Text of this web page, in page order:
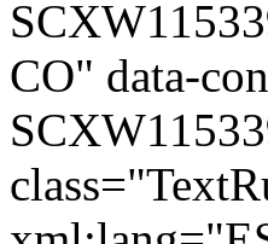
CO" data-